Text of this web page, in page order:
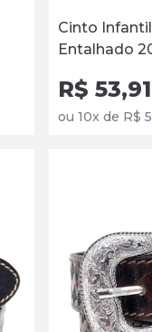
Cinto
Entalhado
R$ 53,91
ou 10x de R$